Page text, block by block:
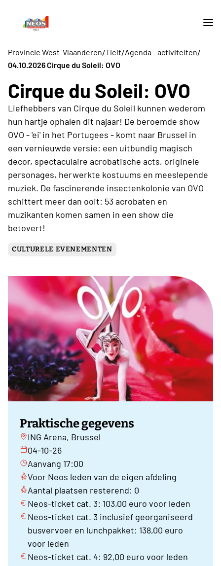
Provincie West-Vlaanderen/Tielt/Agenda - activiteiten/
04.10.2026 Cirque du Soleil: OVO
Cirque du Soleil: OVO
Liefhebbers van Cirque du Soleil kunnen wederom
hun hartje ophalen dit najaar! De beroemde show
OVO - 'ei' in het Portugees - komt naar Brussel in
een vernieuwde versie: een uitbundig magisch
decor, spectaculaire acrobatische acts, originele
personages, herwerkte kostuums en meeslepende
muziek. De fascinerende insectenkolonie van OVO
schittert meer dan ooit: 53 acrobaten en
muzikanten komen samen in een show die
betovert!
CULTURELE EVENEMENTEN
Praktische gegevens
ING Arena, Brussel
04-10-26
Aanvang 17:00
Voor Neos leden van de eigen afdeling
Aantal plaatsen resterend: 0
Neos-ticket cat. 3: 103,00 euro voor leden
Neos-ticket cat. 3 inclusief georganiseerd
busvervoer en lunchpakket: 138,00 euro
voor leden
Neos-ticket cat. 4: 92,00 euro voor leden